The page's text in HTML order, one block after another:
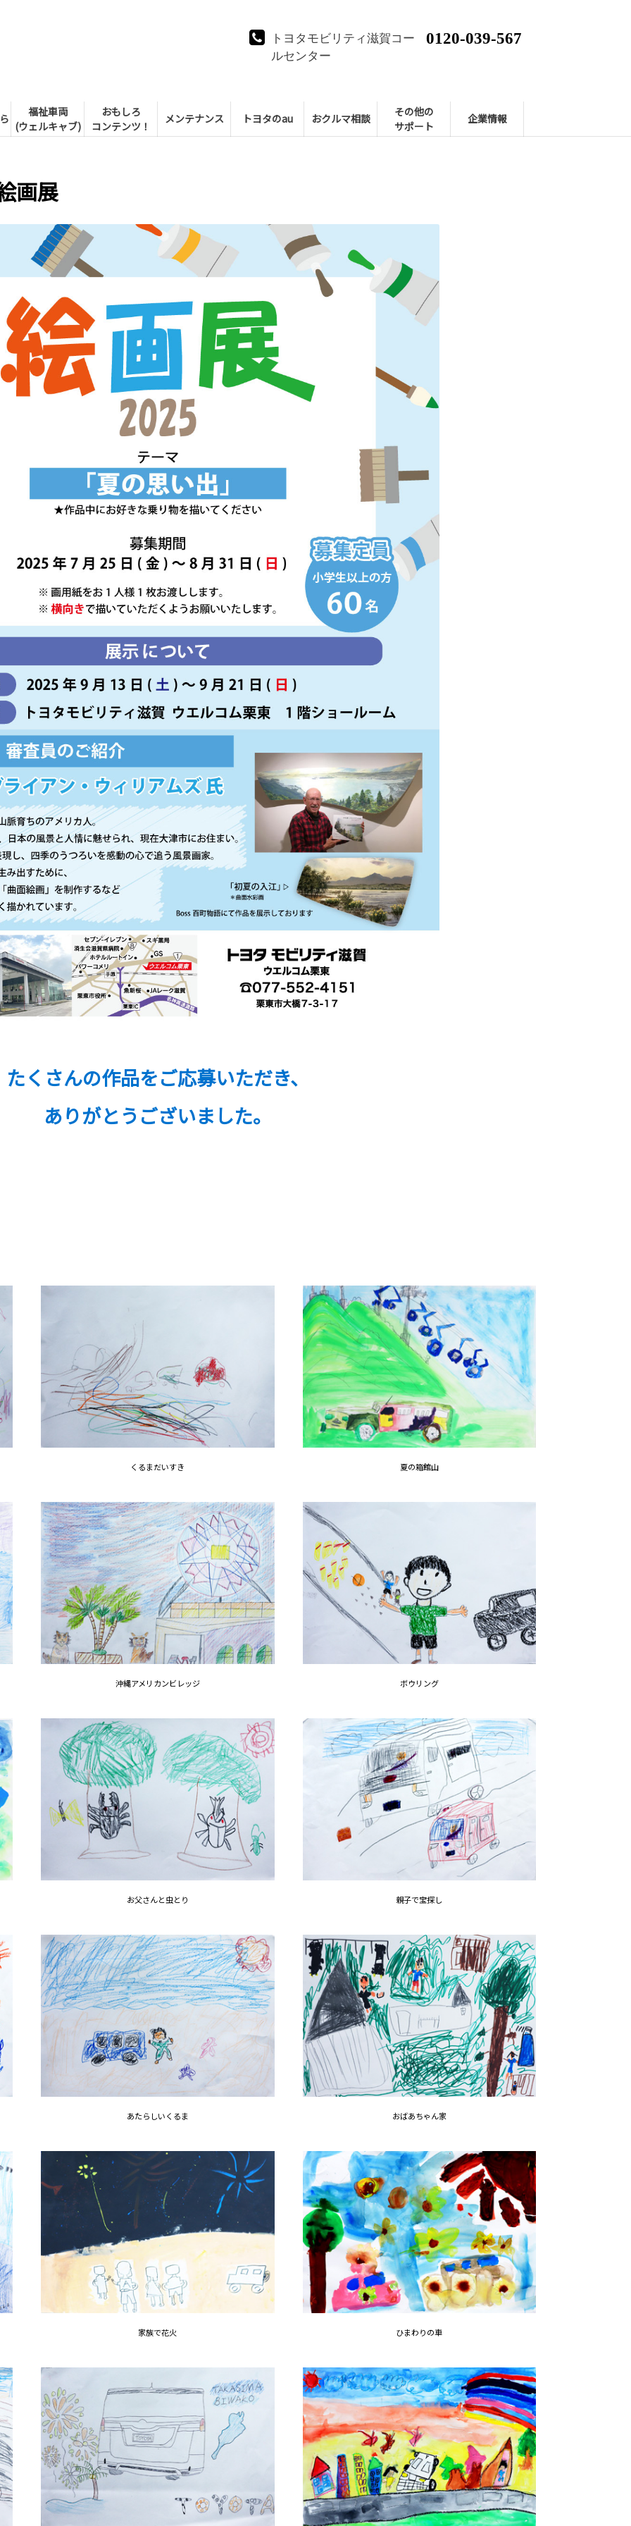
トヨタモビリティ滋賀コー
ルセンター
0120-039-567
福祉車両
(ウェルキャブ)
おもしろ
コンテンツ！
メンテナンス トヨタのau おクルマ相談
その他の
サポート
企業情報
画展
たくさんの作品をご応募いただき、
ありがとうございました。
くるまだいすき 夏の箱館山
沖縄アメリカンビレッジ ボウリング
お父さんと虫とり 親子で宝探し
あたらしいくるま おばあちゃん家
家族で花火 ひまわりの車